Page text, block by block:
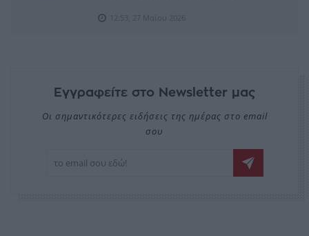
Εγγραφείτε στο Newsletter μας
Οι σημαντικότερες ειδήσεις της ημέρας στο email
σου